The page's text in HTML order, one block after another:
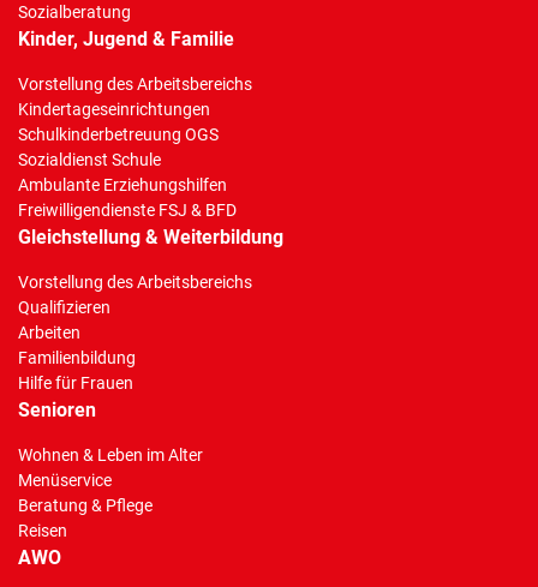
Sozialberatung
Kinder, Jugend & Familie
Vorstellung des Arbeitsbereichs
Kindertageseinrichtungen
Schulkinderbetreuung OGS
Sozialdienst Schule
Ambulante Erziehungshilfen
Freiwilligendienste FSJ & BFD
Gleichstellung & Weiterbildung
Vorstellung des Arbeitsbereichs
Qualifizieren
Arbeiten
Familienbildung
Hilfe für Frauen
Senioren
Wohnen & Leben im Alter
Menüservice
Beratung & Pflege
Reisen
AWO